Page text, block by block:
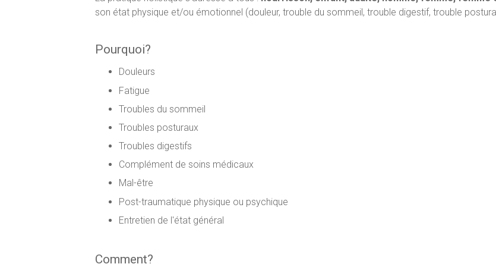
son état physique et/ou émotionnel (douleur, trouble du sommeil, trouble digestif, trouble
Pourquoi?
Douleurs
Fatigue
Troubles du sommeil
Troubles posturaux
Troubles digestifs
Complément de soins médicaux
Mal-être
Post-traumatique physique ou psychique
Entretien de l'état général
Comment?